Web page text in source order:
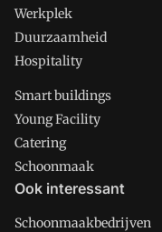
Werkplek
Duurzaamheid
Hospitality
Smart buildings
Young Facility
Catering
Schoonmaak
Ook interessant
Schoonmaakbedrijven